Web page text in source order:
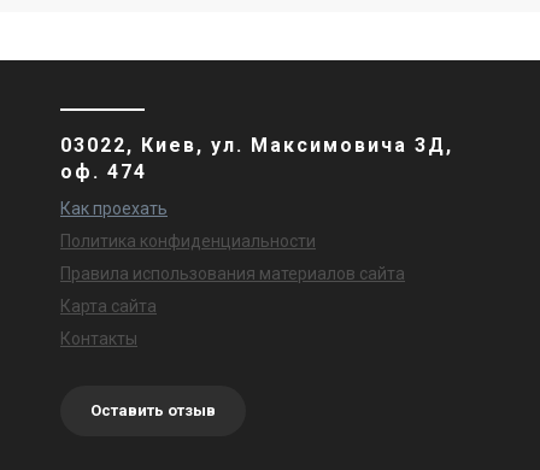
03022, Киев, ул. Максимовича 3Д,
оф. 474
Как проехать
Политика конфиденциальности
Правила использования материалов сайта
Карта сайта
Контакты
Оставить отзыв